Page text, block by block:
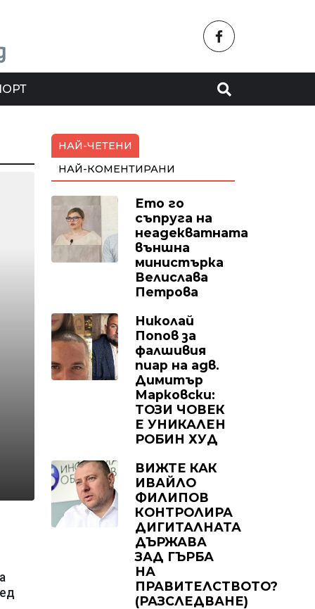
НАЙ-ЧЕТЕНИ
НАЙ-КОМЕНТИРАНИ
Ето го
съпруга на
неадекватната
външна
министърка
Велислава
Петрова
Николай
Попов за
фалшивия
пиар на адв.
Димитър
Марковски:
ТОЗИ ЧОВЕК
Е УНИКАЛЕН
РОБИН ХУД
ВИЖТЕ КАК
ИВАЙЛО
ФИЛИПОВ
КОНТРОЛИРА
ДИГИТАЛНАТА
ДЪРЖАВА
ЗАД ГЪРБА
НА
ПРАВИТЕЛСТВОТО?
(РАЗСЛЕДВАНЕ)